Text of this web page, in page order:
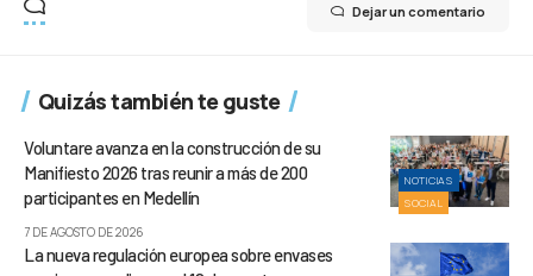
Dejar un comentario
Quizás también te guste
NOTICIAS
SOCIAL
Voluntare avanza en la construcción de su
Manifiesto 2026 tras reunir a más de 200
participantes en Medellín
7 DE AGOSTO DE 2026
La nueva regulación europea sobre envases